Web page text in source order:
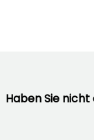
Haben Sie